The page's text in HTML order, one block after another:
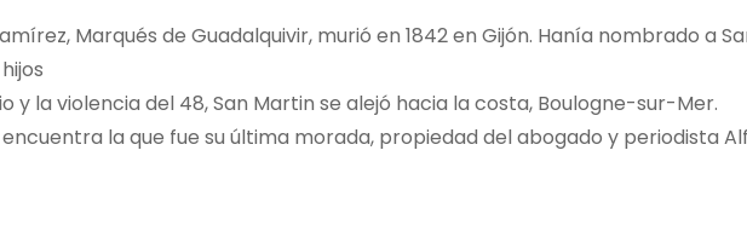
Marqués de Guadalquivir, murió en 1842 en Gijón. Hanía nombrado a
y la violencia del 48, San Martin se alejó hacia la costa, Boulogne-sur-Mer.
encuentra la que fue su última morada, propiedad del abogado y periodista